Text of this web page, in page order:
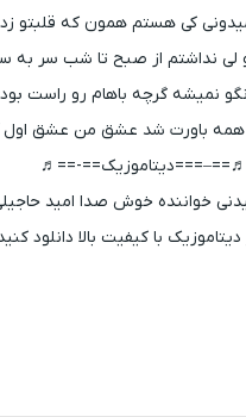
کی هستم همون که قلبتو
لی نداشتم از صبح تا شب سر به
نگو نمیشه گرچه باهام رو راست
همه باورت شد عشق من عشق اول
♬==–===دیتاموزیک==-==♬
خواننده خوش صدا امید
با کیفیت بالا دانلود